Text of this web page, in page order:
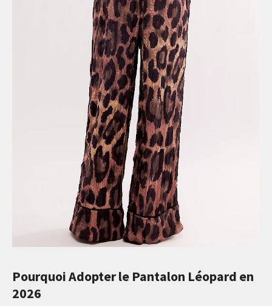
Pourquoi Adopter le Pantalon Léopard en
2026